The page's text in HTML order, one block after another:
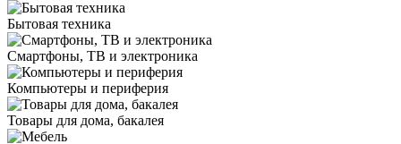
Бытовая техника
Смартфоны, ТВ и электроника
Компьютеры и периферия
Товары для дома, бакалея